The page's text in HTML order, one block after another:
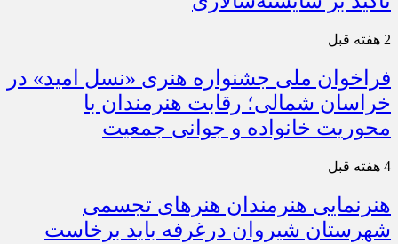
2 هفته قبل
فراخوان ملی جشنواره هنری «نسل امید» در
خراسان شمالی؛ رقابت هنرمندان با
محوریت خانواده و جوانی جمعیت
4 هفته قبل
هنرنمایی هنرمندان هنرهای تجسمی
شهرستان شیروان درغرفه باید برخاست